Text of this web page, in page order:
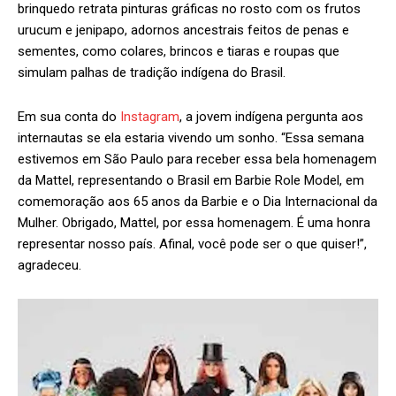
brinquedo retrata pinturas gráficas no rosto com os frutos
urucum e jenipapo, adornos ancestrais feitos de penas e
sementes, como colares, brincos e tiaras e roupas que
simulam palhas de tradição indígena do Brasil.
Em sua conta do Instagram, a jovem indígena pergunta aos
internautas se ela estaria vivendo um sonho. “Essa semana
estivemos em São Paulo para receber essa bela homenagem
da Mattel, representando o Brasil em Barbie Role Model, em
comemoração aos 65 anos da Barbie e o Dia Internacional da
Mulher. Obrigado, Mattel, por essa homenagem. É uma honra
representar nosso país. Afinal, você pode ser o que quiser!”,
agradeceu.